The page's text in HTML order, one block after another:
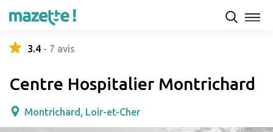
3.4 - 7 avis
Centre Hospitalier Montrichard
Montrichard, Loir-et-Cher